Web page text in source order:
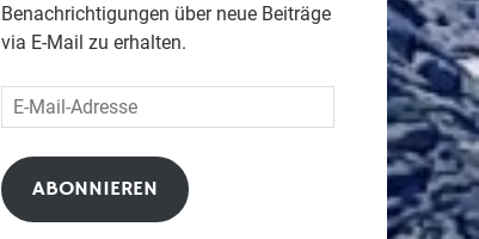
Benachrichtigungen über neue Beiträge
via E-Mail zu erhalten.
E-
Mail-
Adresse
ABONNIEREN